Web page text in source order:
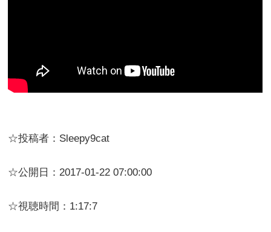
☆投稿者：Sleepy9cat
☆公開日：2017-01-22 07:00:00
☆視聴時間：1:17:7